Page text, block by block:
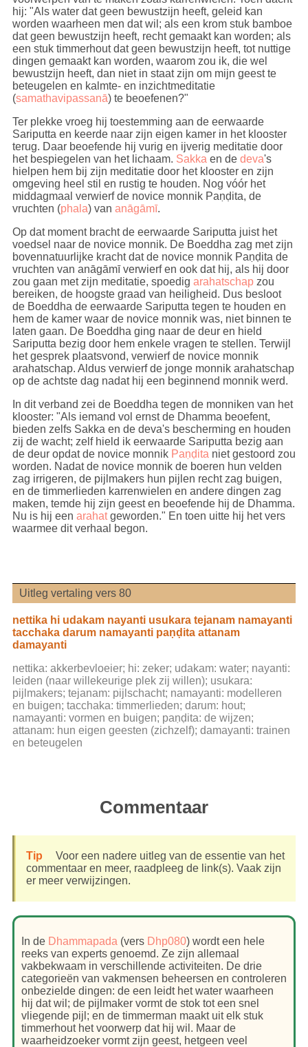
hij: "Als water dat geen bewustzijn heeft, geleid kan
worden waarheen men dat wil; als een krom stuk bamboe
dat geen bewustzijn heeft, recht gemaakt kan worden; als
een stuk timmerhout dat geen bewustzijn heeft, tot nuttige
dingen gemaakt kan worden, waarom zou ik, die wel
bewustzijn heeft, dan niet in staat zijn om mijn geest te
beteugelen en kalmte- en inzichtmeditatie
(samathavipassanā) te beoefenen?"
Ter plekke vroeg hij toestemming aan de eerwaarde
Sariputta en keerde naar zijn eigen kamer in het klooster
terug. Daar beoefende hij vurig en ijverig meditatie door
het bespiegelen van het lichaam. Sakka en de deva's
hielpen hem bij zijn meditatie door het klooster en zijn
omgeving heel stil en rustig te houden. Nog vóór het
middagmaal verwierf de novice monnik Paṇḍita, de
vruchten (phala) van anāgāmī.
Op dat moment bracht de eerwaarde Sariputta juist het
voedsel naar de novice monnik. De Boeddha zag met zijn
bovennatuurlijke kracht dat de novice monnik Paṇḍita de
vruchten van anāgāmī verwierf en ook dat hij, als hij door
zou gaan met zijn meditatie, spoedig arahatschapzou
bereiken, de hoogste graad van heiligheid. Dus besloot
de Boeddha de eerwaarde Sariputta tegen te houden en
hem de kamer waar de novice monnik was, niet binnen te
laten gaan. De Boeddha ging naar de deur en hield
Sariputta bezig door hem enkele vragen te stellen. Terwijl
het gesprek plaatsvond, verwierf de novice monnik
arahatschap. Aldus verwierf de jonge monnik arahatschap
op de achtste dag nadat hij een beginnend monnik werd.
In dit verband zei de Boeddha tegen de monniken van het
klooster: "Als iemand vol ernst de Dhamma beoefent,
bieden zelfs Sakka en de deva's bescherming en houden
zij de wacht; zelf hield ik eerwaarde Sariputta bezig aan
de deur opdat de novice monnik Paṇḍita niet gestoord zou
worden. Nadat de novice monnik de boeren hun velden
zag irrigeren, de pijlmakers hun pijlen recht zag buigen,
en de timmerlieden karrenwielen en andere dingen zag
maken, temde hij zijn geest en beoefende hij de Dhamma.
Nu is hij een arahatgeworden." En toen uitte hij het vers
waarmee dit verhaal begon.
Uitleg vertaling vers 80
nettika hi udakam nayanti usukara tejanam namayanti
tacchaka darum namayanti paṇḍita attanam
damayanti
nettika: akkerbevloeier; hi: zeker; udakam: water; nayanti:
leiden (naar willekeurige plek zij willen); usukara:
pijlmakers; tejanam: pijlschacht; namayanti: modelleren
en buigen; tacchaka: timmerlieden; darum: hout;
namayanti: vormen en buigen; paṇḍita: de wijzen;
attanam: hun eigen geesten (zichzelf); damayanti: trainen
en beteugelen
Commentaar
Tip
Voor een nadere uitleg van de essentie van het
commentaar en meer, raadpleeg de link(s). Vaak zijn
er meer verwijzingen.
In de Dhammapada (vers Dhp080) wordt een hele
reeks van experts genoemd. Ze zijn allemaal
vakbekwaam in verschillende activiteiten. De drie
categorieën van vakmensen beheersen en controleren
onbezielde dingen: de een leidt het water waarheen
hij dat wil; de pijlmaker vormt de stok tot een snel
vliegende pijl; en de timmerman maakt uit elk stuk
timmerhout het voorwerp dat hij wil. Maar de
waarheidzoeker vormt zijn geest, hetgeen veel